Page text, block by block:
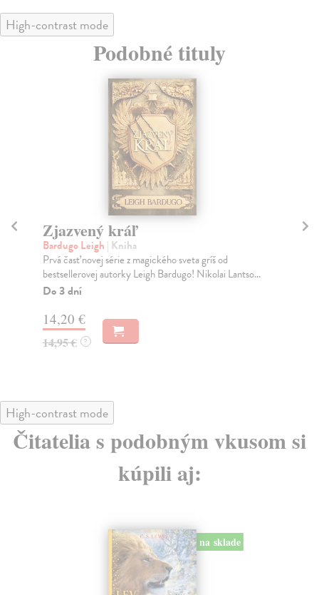
High-contrast mode
Podobné tituly
Zjazvený kráľ
Bardugo Leigh | Kniha
Prvá časť novej série z magického sveta gríš od
bestsellerovej autorky Leigh Bardugo! Nikolai Lantso...
Do 3 dní
14,20 €
14,95 € ?
High-contrast mode
Čitatelia s podobným vkusom si
kúpili aj: